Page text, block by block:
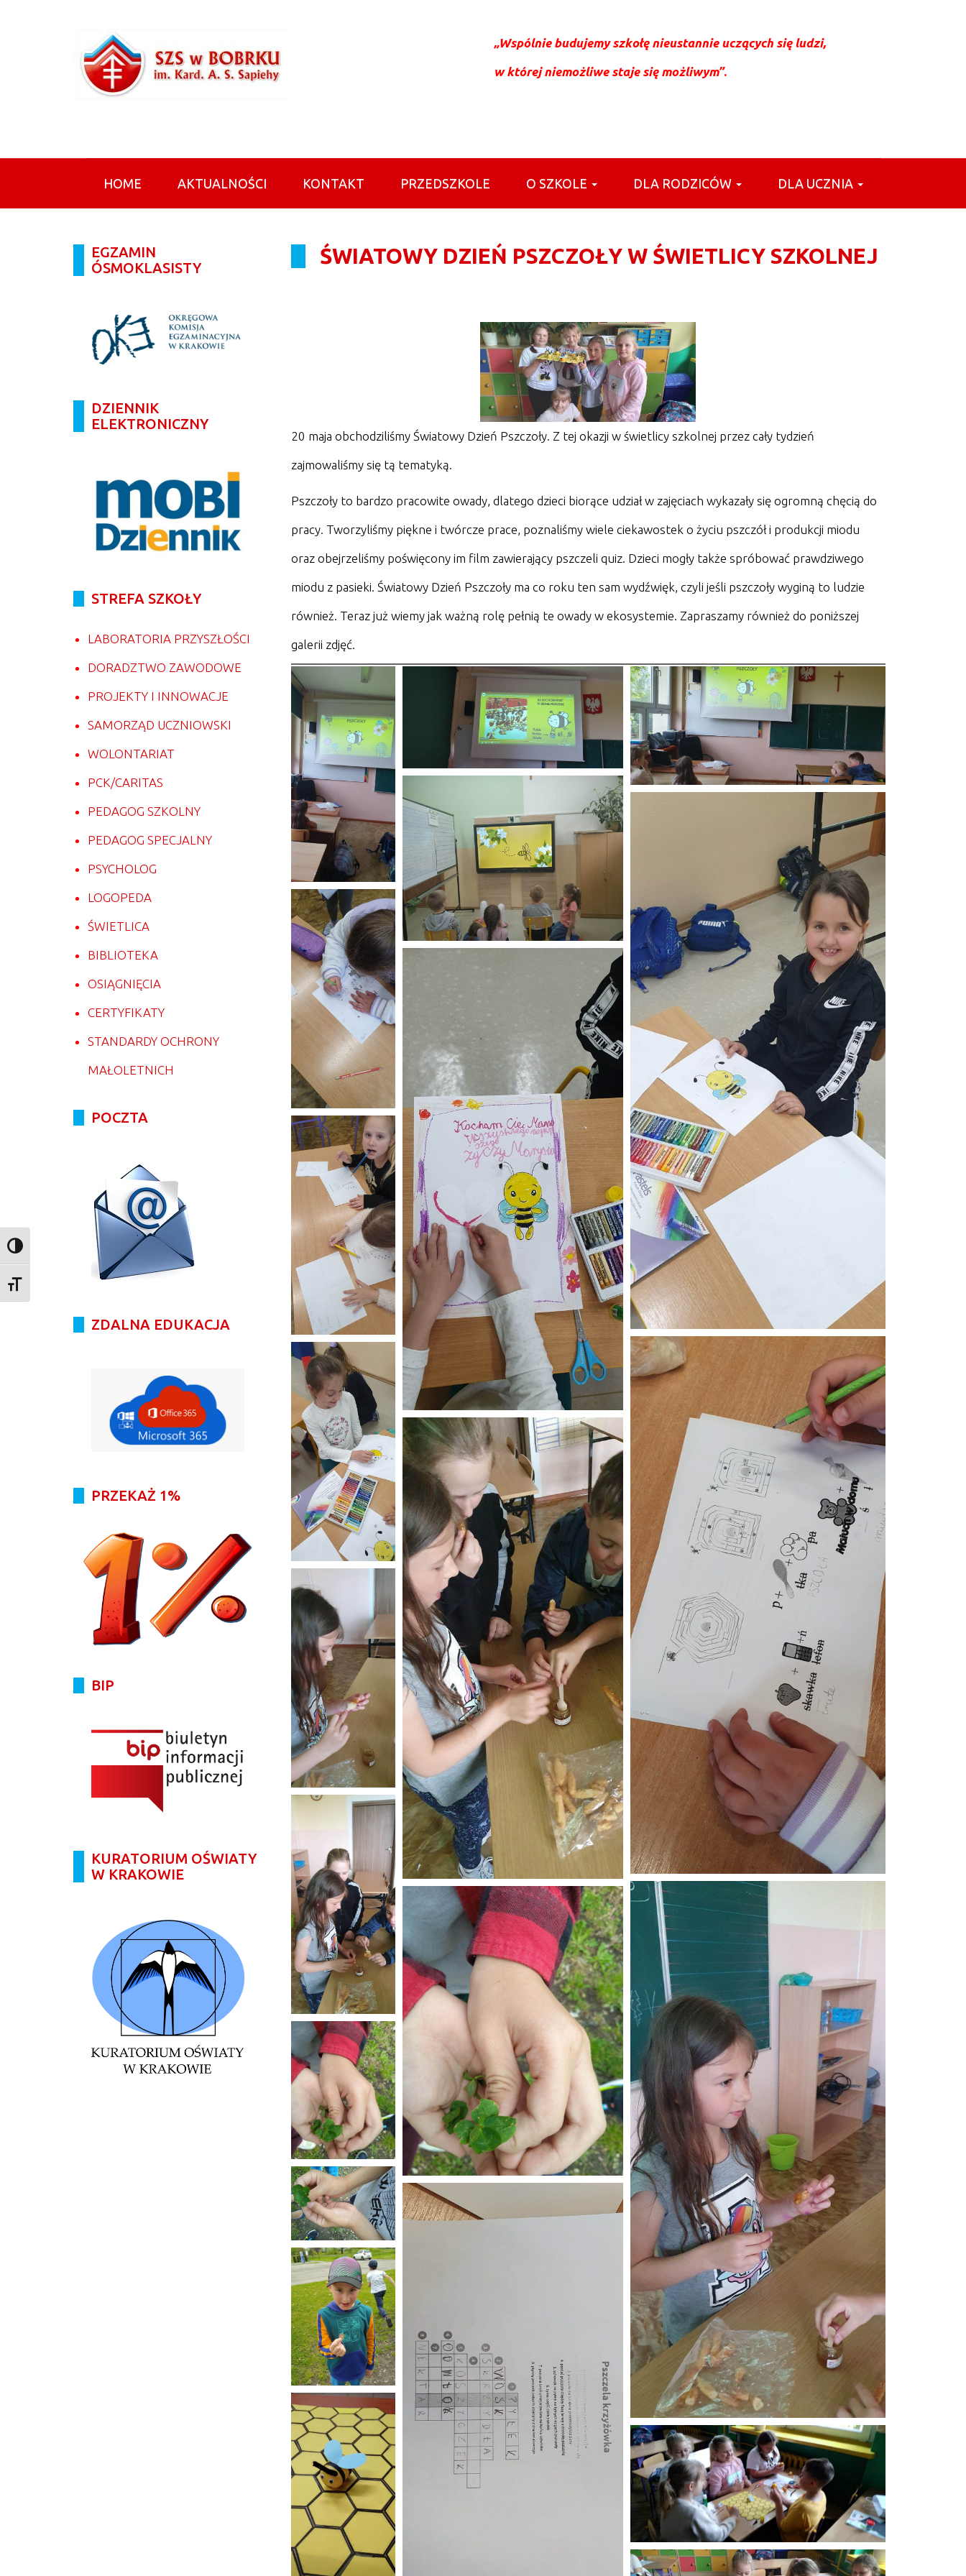
Toggle High Contrast
Toggle Font size
„Wspólnie budujemy szkołę nieustannie uczących się ludzi,
w której niemożliwe staje się możliwym”.
HOME AKTUALNOŚCI KONTAKT PRZEDSZKOLE O SZKOLE DLA RODZICÓW DLA UCZNIA
EGZAMIN
ÓSMOKLASISTY
DZIENNIK
ELEKTRONICZNY
STREFA SZKOŁY
LABORATORIA PRZYSZŁOŚCI
DORADZTWO ZAWODOWE
PROJEKTY I INNOWACJE
SAMORZĄD UCZNIOWSKI
WOLONTARIAT
PCK/CARITAS
PEDAGOG SZKOLNY
PEDAGOG SPECJALNY
PSYCHOLOG
LOGOPEDA
ŚWIETLICA
BIBLIOTEKA
OSIĄGNIĘCIA
CERTYFIKATY
STANDARDY OCHRONY
MAŁOLETNICH
POCZTA
ZDALNA EDUKACJA
PRZEKAŻ 1%
BIP
KURATORIUM OŚWIATY
W KRAKOWIE
ŚWIATOWY DZIEŃ PSZCZOŁY W ŚWIETLICY SZKOLNEJ
20 maja obchodziliśmy Światowy Dzień Pszczoły. Z tej okazji w świetlicy szkolnej przez cały tydzień
zajmowaliśmy się tą tematyką.
Pszczoły to bardzo pracowite owady, dlatego dzieci biorące udział w zajęciach wykazały się ogromną chęcią do
pracy. Tworzyliśmy piękne i twórcze prace, poznaliśmy wiele ciekawostek o życiu pszczół i produkcji miodu
oraz obejrzeliśmy poświęcony im film zawierający pszczeli quiz. Dzieci mogły także spróbować prawdziwego
miodu z pasieki. Światowy Dzień Pszczoły ma co roku ten sam wydźwięk, czyli jeśli pszczoły wyginą to ludzie
również. Teraz już wiemy jak ważną rolę pełnią te owady w ekosystemie. Zapraszamy również do poniższej
galerii zdjęć.